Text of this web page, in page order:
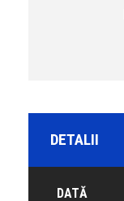
DETALII
DATĂ